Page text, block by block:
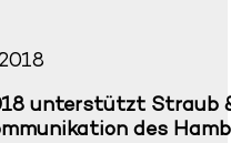
unterstützt Straub
des